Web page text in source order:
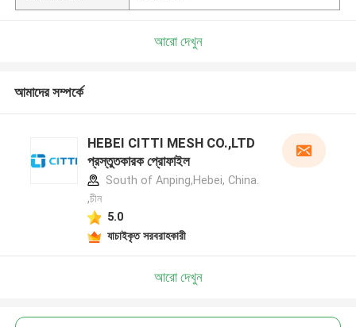
আরো দেখুন
আমাদের সম্পর্কে
HEBEI CITTI MESH CO.,LTD
প্রস্তুতকারক প্রোফাইল
South of Anping,Hebei, China.
,চীন
5.0
যাচাইকৃত সরবরাহকারী
আরো দেখুন